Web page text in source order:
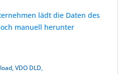
lädt die Daten des
manuell herunter
,VDO DLD,